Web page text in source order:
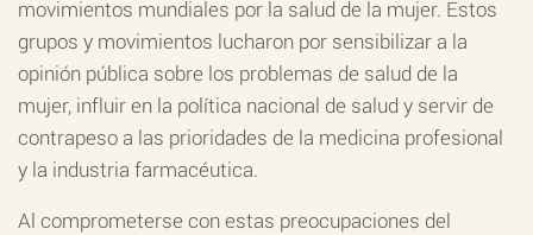
movimientos mundiales por la salud de la mujer. Estos
grupos y movimientos lucharon por sensibilizar a la
opinión pública sobre los problemas de salud de la
mujer, influir en la política nacional de salud y servir de
contrapeso a las prioridades de la medicina profesional
y la industria farmacéutica.
Al comprometerse con estas preocupaciones del